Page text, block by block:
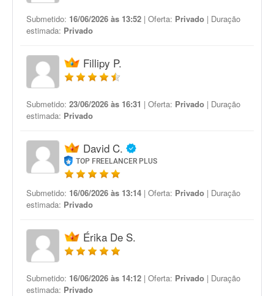
Submetido: 16/06/2026 às 13:52 | Oferta: Privado | Duração
estimada: Privado
Fillipy P.
Submetido: 23/06/2026 às 16:31 | Oferta: Privado | Duração
estimada: Privado
David C.
TOP FREELANCER PLUS
Submetido: 16/06/2026 às 13:14 | Oferta: Privado | Duração
estimada: Privado
Érika De S.
Submetido: 16/06/2026 às 14:12 | Oferta: Privado | Duração
estimada: Privado